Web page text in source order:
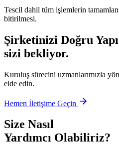
Tescil dahil tüm işlemlerin
bitirilmesi.
Şirketinizi Doğru
sizi bekliyor.
Kuruluş sürecini uzmanlarımızla
elde edin.
Hemen İletişime Geçin
Size Nasıl
Yardımcı Olabiliriz?